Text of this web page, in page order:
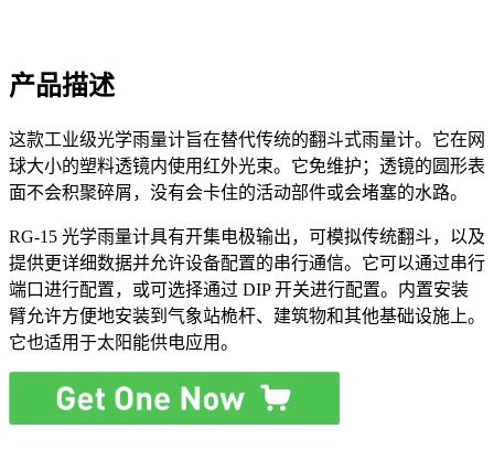
产品描述
这款工业级光学雨量计旨在替代传统的翻斗式雨量计。它在网
球大小的塑料透镜内使用红外光束。它免维护；透镜的圆形表
面不会积聚碎屑，没有会卡住的活动部件或会堵塞的水路。
RG-15 光学雨量计具有开集电极输出，可模拟传统翻斗，以及
提供更详细数据并允许设备配置的串行通信。它可以通过串行
端口进行配置，或可选择通过 DIP 开关进行配置。内置安装
臂允许方便地安装到气象站桅杆、建筑物和其他基础设施上。
它也适用于太阳能供电应用。